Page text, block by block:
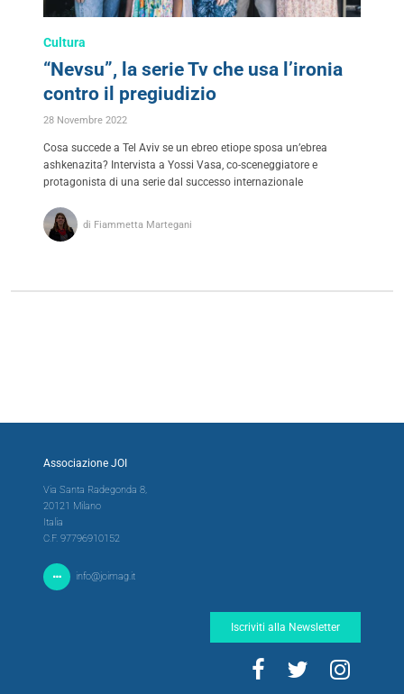
Cultura
“Nevsu”, la serie Tv che usa l’ironia
contro il pregiudizio
28 Novembre 2022
Cosa succede a Tel Aviv se un ebreo etiope sposa un’ebrea
ashkenazita? Intervista a Yossi Vasa, co-sceneggiatore e
protagonista di una serie dal successo internazionale
di Fiammetta Martegani
Associazione JOI
Via Santa Radegonda 8,
20121 Milano
Italia
C.F. 97796910152
info@joimag.it
Iscriviti alla Newsletter